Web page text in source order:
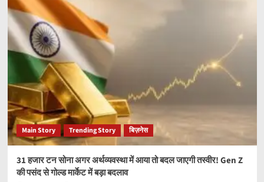
Main Story Trending Story बिज़नेस
31 हजार टन सोना अगर अर्थव्यवस्था में आया तो बदल जाएगी तस्वीर! Gen Z
की पसंद से गोल्ड मार्केट में बड़ा बदलाव